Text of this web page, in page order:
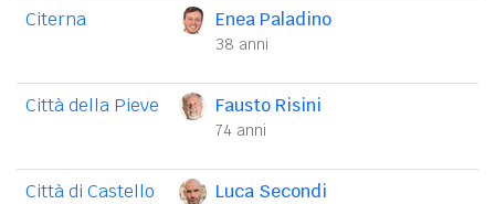
Citerna Enea Paladino
38 anni
Città della Pieve Fausto Risini
74 anni
Città di Castello Luca Secondi